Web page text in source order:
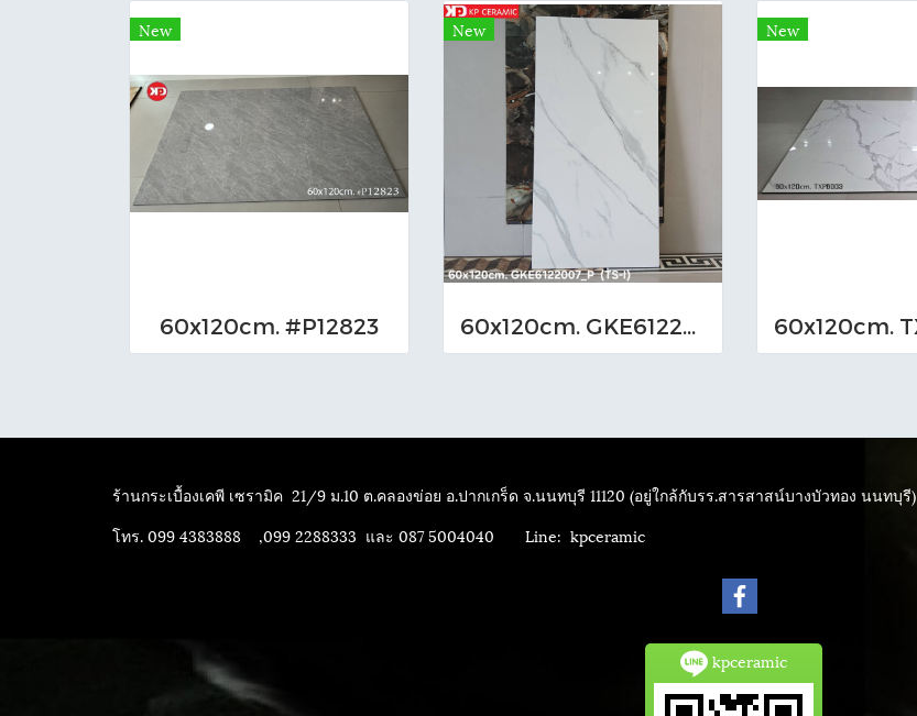
New
60x120cm. #P12823
New
60x120cm. GKE6122007_P (TS-I)
New
ร้านกระเบื้องเคพี เซรามิค 21/9 ม.10 ต.คลองข่อย อ.ปากเกร็ด จ.นนทบุรี 11120 (อยู่ใกล้กับรร.สารสาสน์บางบัวทอง นนทบุรี)
โทร. 099 4383888 ,099 2288333 และ 087 5004040 Line: kpceramic
kpceramic